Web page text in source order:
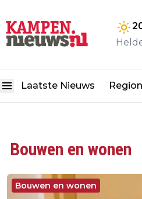
Laatste Nieuws
Bouwen en wonen
Bouwen en wonen